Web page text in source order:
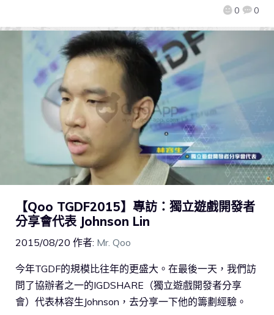
0 0
【Qoo TGDF2015】專訪：獨立遊戲開發者
分享會代表 Johnson Lin
2015/08/20 作者: Mr. Qoo
今年TGDF的規模比往年的更盛大。在最後一天，我們訪
問了協辦者之一的IGDSHARE（獨立遊戲開發者分享
會）代表林容生Johnson，去分享一下他的籌劃經驗。